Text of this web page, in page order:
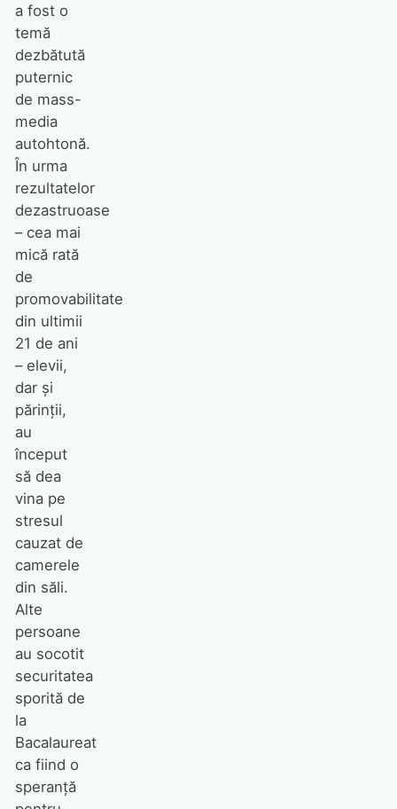
a fost o
temă
dezbătută
puternic
de mass-
media
autohtonă.
În urma
rezultatelor
dezastruoase
– cea mai
mică rată
de
promovabilitate
din ultimii
21 de ani
– elevii,
dar şi
părinţii,
au
început
să dea
vina pe
stresul
cauzat de
camerele
din săli.
Alte
persoane
au socotit
securitatea
sporită de
la
Bacalaureat
ca fiind o
speranţă